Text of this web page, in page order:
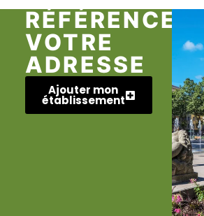
RÉFÉRENCEZ
VOTRE
ADRESSE
Ajouter mon
établissement